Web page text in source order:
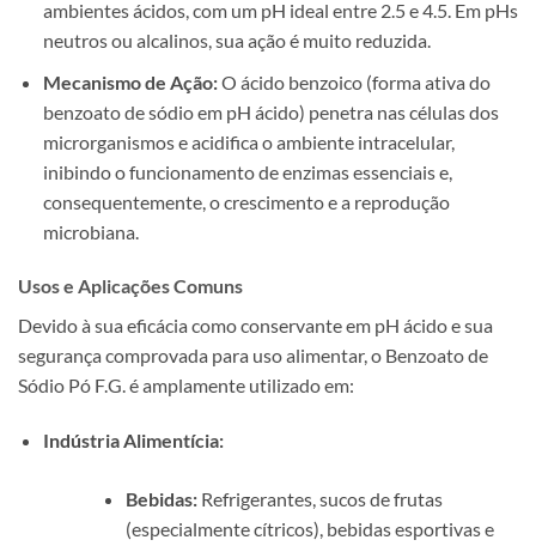
ambientes ácidos, com um pH ideal entre 2.5 e 4.5. Em pHs
neutros ou alcalinos, sua ação é muito reduzida.
Mecanismo de Ação:O ácido benzoico (forma ativa do
benzoato de sódio em pH ácido) penetra nas células dos
microrganismos e acidifica o ambiente intracelular,
inibindo o funcionamento de enzimas essenciais e,
consequentemente, o crescimento e a reprodução
microbiana.
Usos e Aplicações Comuns
Devido à sua eficácia como conservante em pH ácido e sua
segurança comprovada para uso alimentar, o Benzoato de
Sódio Pó F.G. é amplamente utilizado em:
Indústria Alimentícia:
Bebidas:Refrigerantes, sucos de frutas
(especialmente cítricos), bebidas esportivas e